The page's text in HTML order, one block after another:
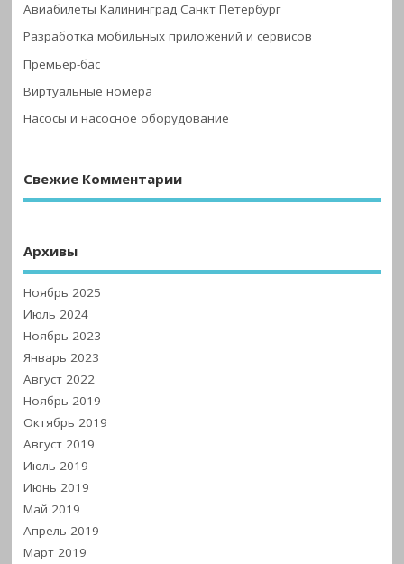
Авиабилеты Калининград Санкт Петербург
Разработка мобильных приложений и сервисов
Премьер-бас
Виртуальные номера
Насосы и насосное оборудование
Свежие Комментарии
Архивы
Ноябрь 2025
Июль 2024
Ноябрь 2023
Январь 2023
Август 2022
Ноябрь 2019
Октябрь 2019
Август 2019
Июль 2019
Июнь 2019
Май 2019
Апрель 2019
Март 2019